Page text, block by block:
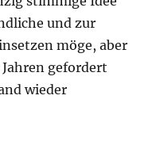
und zur
möge, aber
gefordert
wieder